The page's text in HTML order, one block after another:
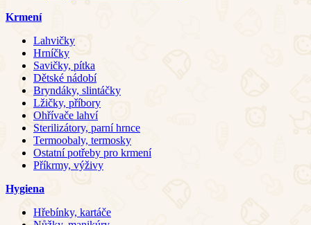
Krmení
Lahvičky
Hrníčky
Savičky, pítka
Dětské nádobí
Bryndáky, slintáčky
Lžičky, příbory
Ohřívače lahví
Sterilizátory, parní hrnce
Termoobaly, termosky
Ostatní potřeby pro krmení
Příkrmy, výživy
Hygiena
Hřebínky, kartáče